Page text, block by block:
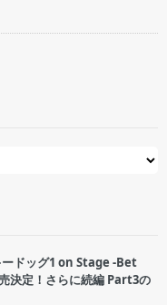
ードッグ1 on Stage -Bet
決定！さらに続編 Part3の